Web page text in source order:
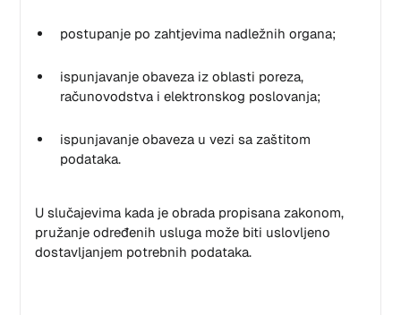
postupanje po zahtjevima nadležnih organa;
ispunjavanje obaveza iz oblasti poreza,
računovodstva i elektronskog poslovanja;
ispunjavanje obaveza u vezi sa zaštitom
podataka.
U slučajevima kada je obrada propisana zakonom,
pružanje određenih usluga može biti uslovljeno
dostavljanjem potrebnih podataka.